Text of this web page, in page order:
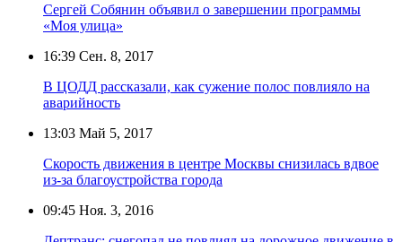
Сергей Собянин объявил о завершении программы
«Моя улица»
16:39 Сен. 8, 2017
В ЦОДД рассказали, как сужение полос повлияло на
аварийность
13:03 Май 5, 2017
Скорость движения в центре Москвы снизилась вдвое
из-за благоустройства города
09:45 Ноя. 3, 2016